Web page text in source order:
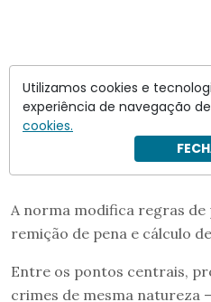
A norma modifica regras
remição de pena e cálculo
Entre os pontos centrais,
crimes de mesma natureza
Utilizamos cookies e
experiência de navegação
cookies.